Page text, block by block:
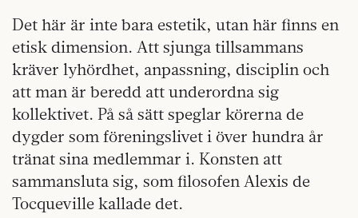
Det här är inte bara estetik, utan här finns en
etisk dimension. Att sjunga tillsammans
kräver lyhördhet, anpassning, disciplin och
att man är beredd att underordna sig
kollektivet. På så sätt speglar körerna de
dygder som föreningslivet i över hundra år
tränat sina medlemmar i. Konsten att
sammansluta sig, som filosofen Alexis de
Tocqueville kallade det.